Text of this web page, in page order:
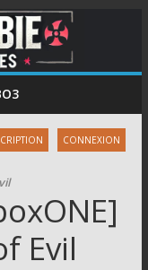
CONNEXION
Evil